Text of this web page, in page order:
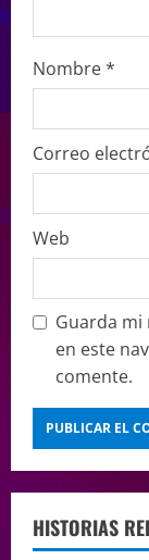
Nombre*
Correo
Web
Guarda
en este
comente.
HISTORIAS